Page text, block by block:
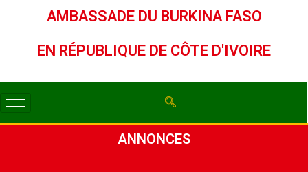
AMBASSADE DU BURKINA FASO
EN RÉPUBLIQUE DE CÔTE D'IVOIRE
ANNONCES